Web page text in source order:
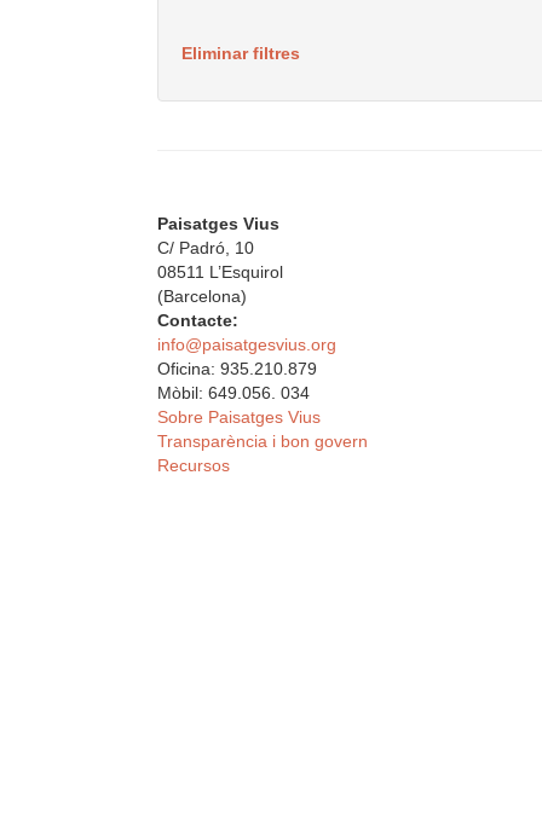
Eliminar filtres
Paisatges Vius
C/ Padró, 10
08511 L’Esquirol
(Barcelona)
Contacte:
info@paisatgesvius.org
Oficina: 935.210.879
Mòbil: 649.056. 034
Sobre Paisatges Vius
Transparència i bon govern
Recursos